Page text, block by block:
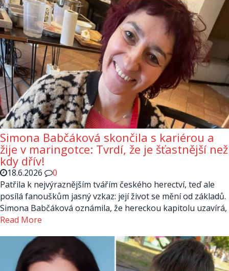
Simona Babčáková skončila s kariérou a
žije v maringotce: Tvrdí, že je šťastnější než
kdy dřív!
18.6.2026
0
Patřila k nejvýraznějším tvářím českého herectví, teď ale
posílá fanouškům jasný vzkaz: její život se mění od základů.
Simona Babčáková oznámila, že hereckou kapitolu uzavírá,
Read More